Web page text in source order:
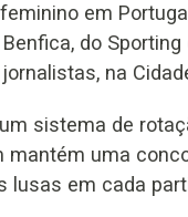
em
do Sporting
na
sistema de
mantém uma
lusas em cada